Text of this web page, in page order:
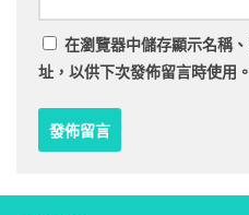
在瀏覽器中儲存顯示名稱
址，以供下次發佈留言時使用。